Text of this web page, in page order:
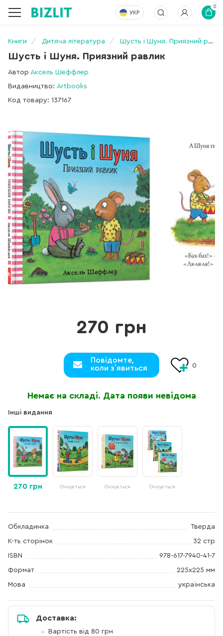
УКР
0
Книги Дитяча література Шусть і Шуня. Приязний равлик
Шусть і Шуня. Приязний равлик
Автор Аксель Шеффлер
Видавництво: Artbooks
Код товару: 137167
Інші видання
270 грн Очікується Очікується Очікується
270 грн
Повідомте,
коли з`явиться
0
Немає на складі. Дата появи невідома
Обкладинка Тверда
К-ть сторінок 32 стр
ISBN 978-617-7940-41-7
Формат 225х225 мм
Мова українська
Доставка:
Вартість від 80 грн